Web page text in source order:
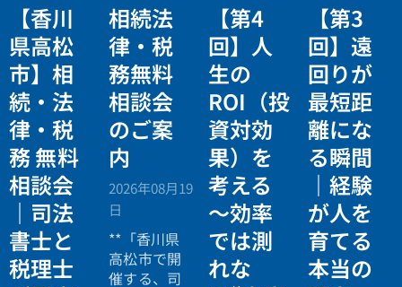
【香川
県高松
市】相
続・法
律・税
務 無料
相談会
｜司法
書士と
税理士
相続法
律・税
務無料
相談会
のご案
内
2026年08月19
日
**「香川県
高松市で開
催する、司
【第4
回】人
生の
ROI（投
資対効
果）を
考える
〜効率
では測
れな
【第3
回】遠
回りが
最短距
離にな
る瞬間
｜経験
が人を
育てる
本当の